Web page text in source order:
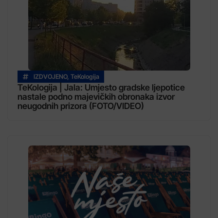
IZDVOJENO, TeKologija
TeKologija | Jala: Umjesto gradske ljepotice
nastale podno majevičkih obronaka izvor
neugodnih prizora (FOTO/VIDEO)